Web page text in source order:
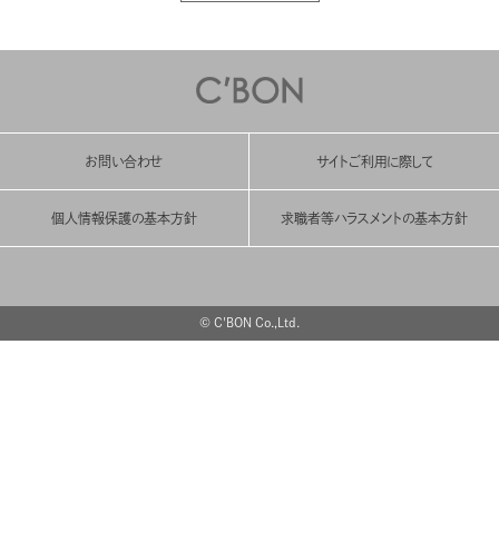
お問い合わせ サイトご利用に際して
個人情報保護の基本方針 求職者等ハラスメントの基本方針
© C'BON Co.,Ltd.